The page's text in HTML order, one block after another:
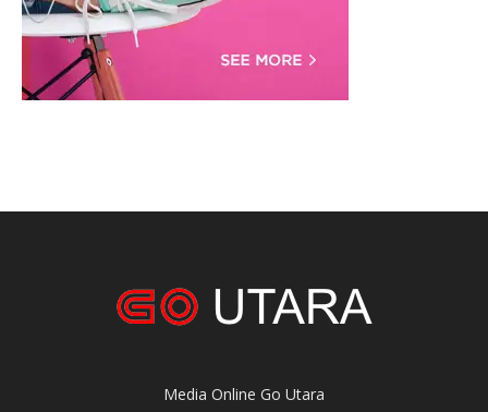
Media Online Go Utara